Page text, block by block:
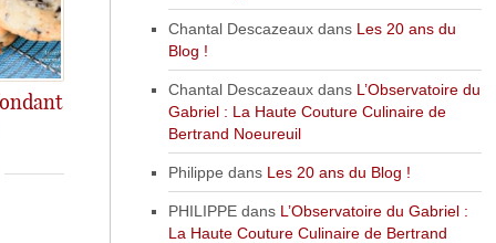
Chantal Descazeauxdans Les 20 ans du
Blog !
Chantal Descazeauxdans L’Observatoire du
Gabriel : La Haute Couture Culinaire de
Bertrand Noeureuil
Philippe dans Les 20 ans du Blog !
PHILIPPEdans L’Observatoire du Gabriel :
La Haute Couture Culinaire de Bertrand